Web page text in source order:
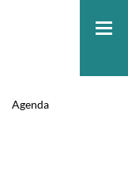
Agenda